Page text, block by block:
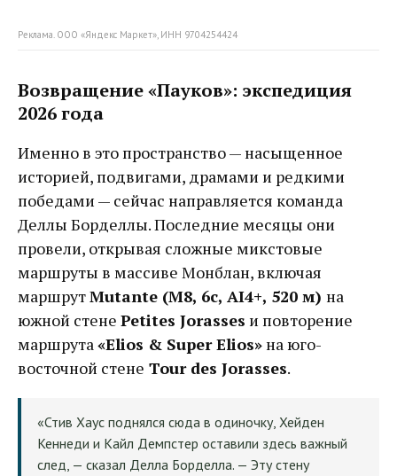
Реклама. ООО «Яндекс Маркет», ИНН 9704254424
Возвращение «Пауков»: экспедиция
2026 года
Именно в это пространство — насыщенное
историей, подвигами, драмами и редкими
победами — сейчас направляется команда
Деллы Борделлы. Последние месяцы они
провели, открывая сложные микстовые
маршруты в массиве Монблан, включая
маршрутMutante (M8, 6c, AI4+, 520 м) на
южной стене Petites Jorasses и повторение
маршрута«Elios & Super Elios»на юго-
восточной стене Tour des Jorasses.
«Стив Хаус поднялся сюда в одиночку, Хейден
Кеннеди и Кайл Демпстер оставили здесь важный
след, — сказал Делла Борделла. — Эту стену